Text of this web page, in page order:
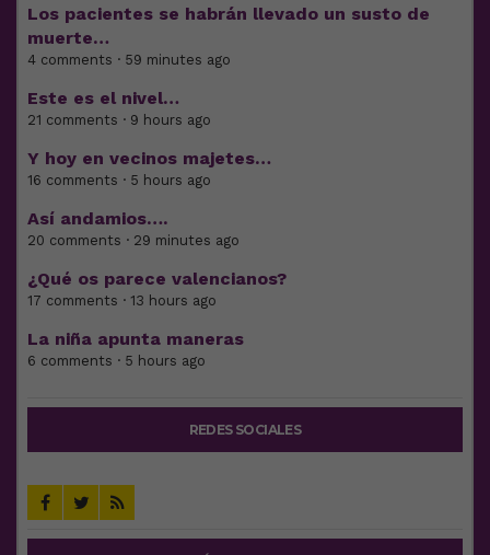
Los pacientes se habrán llevado un susto de
muerte…
4 comments · 59 minutes ago
Este es el nivel…
21 comments · 9 hours ago
Y hoy en vecinos majetes…
16 comments · 5 hours ago
Así andamios….
20 comments · 29 minutes ago
¿Qué os parece valencianos?
17 comments · 13 hours ago
La niña apunta maneras
6 comments · 5 hours ago
REDES SOCIALES